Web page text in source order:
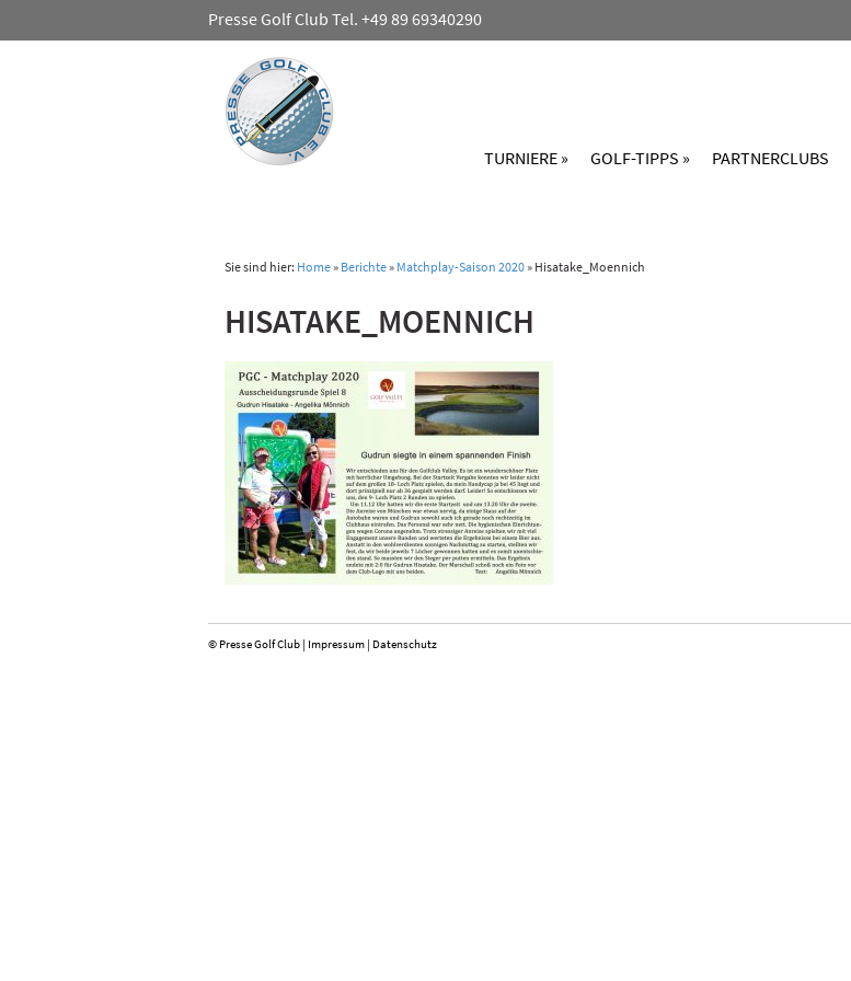
Presse Golf Club Tel. +49 89 69340290
TURNIERE » GOLF-TIPPS » PARTNERCLUBS
Sie sind hier: Home» Berichte» Matchplay-Saison 2020» Hisatake_Moennich
HISATAKE_MOENNICH
© Presse Golf Club | Impressum | Datenschutz